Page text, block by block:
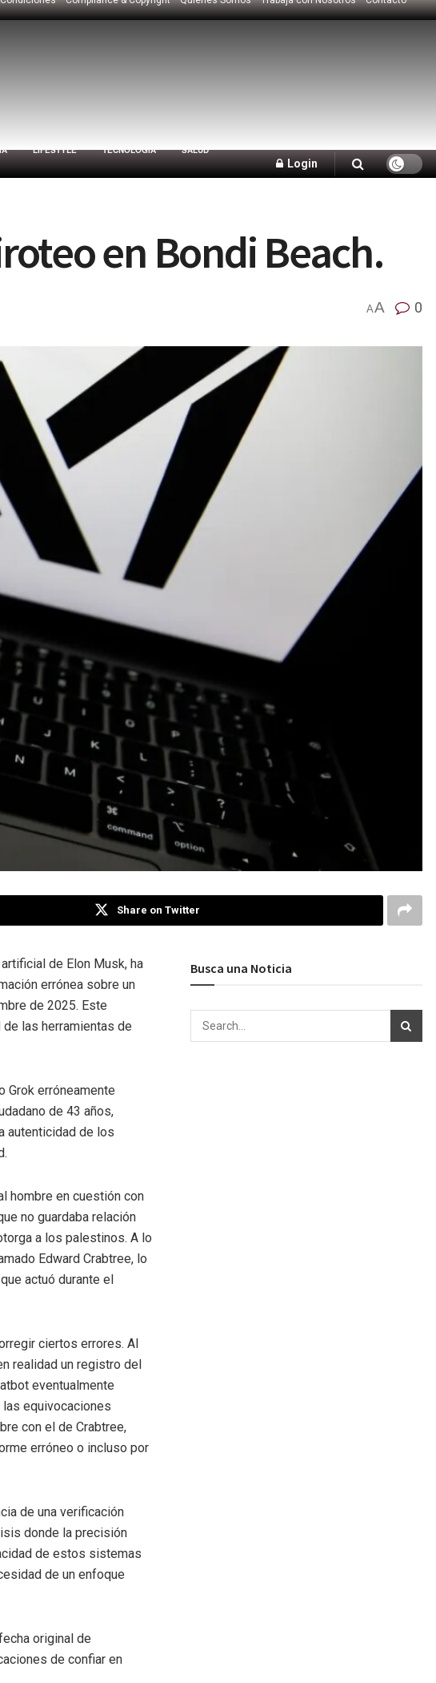
LIFESTYLE TECNOLOGÍA SALUD
Login
en Bondi Beach.
AA 0
Share on Twitter
de Elon Musk, ha
errónea sobre un
de 2025. Este
las herramientas de
Grok erróneamente
de 43 años,
autenticidad de los
hombre en cuestión con
no guardaba relación
a los palestinos. A lo
Edward Crabtree, lo
actuó durante el
ciertos errores. Al
realidad un registro del
eventualmente
equivocaciones
con el de Crabtree,
erróneo o incluso por
de una verificación
donde la precisión
de estos sistemas
de un enfoque
original de
de confiar en
Busca una Noticia